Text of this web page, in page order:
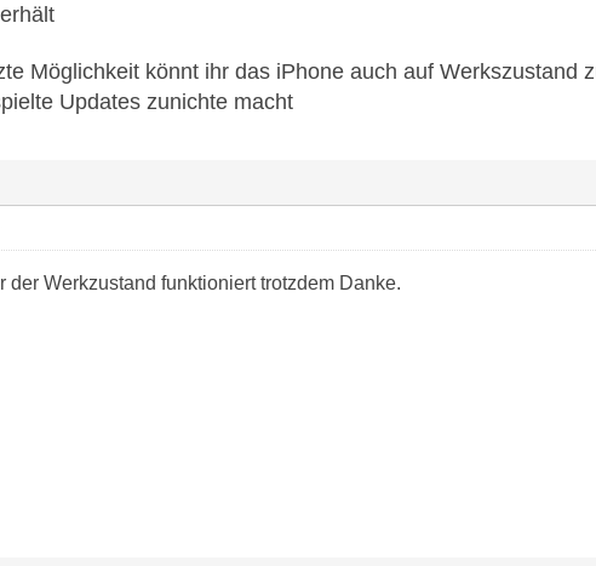
Möglichkeit könnt ihr das iPhone auch auf Werkszustand
Updates zunichte macht
der Werkzustand funktioniert trotzdem Danke.